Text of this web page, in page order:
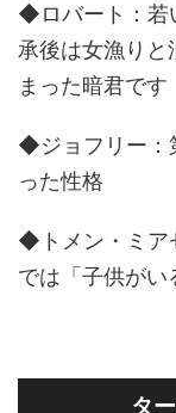
◆ロバート：若
承後は女漁りと
まった暗君です
◆ジョフリー：
った性格
◆トメン・ミア
では「子供がい
タ